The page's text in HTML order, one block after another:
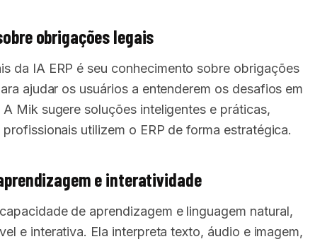
obrigações legais
da IA ERP é seu conhecimento sobre obrigações
ajudar os usuários a entenderem os desafios em
Mik sugere soluções inteligentes e práticas,
utilizem o ERP de forma estratégica.
e interatividade
de aprendizagem e linguagem natural,
e interativa. Ela interpreta texto, áudio e imagem,